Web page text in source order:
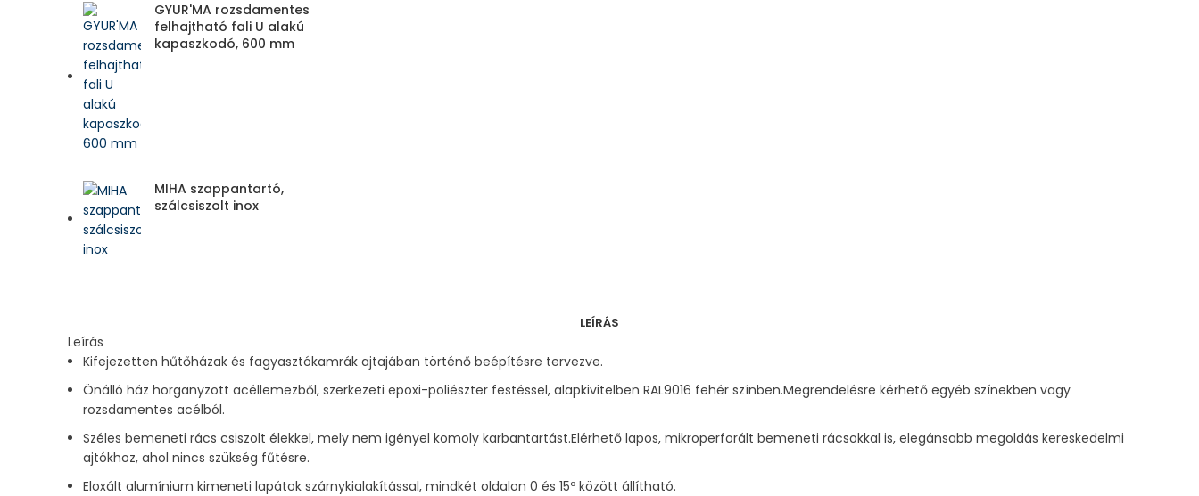
GYUR'MA rozsdamentes
felhajtható fali U alakú
kapaszkodó, 600 mm
MIHA szappantartó,
szálcsiszolt inox
LEÍRÁS
Leírás
Kifejezetten hűtőházak és fagyasztókamrák ajtajában történő beépítésre tervezve.
Önálló ház horganyzott acéllemezből, szerkezeti epoxi-poliészter festéssel, alapkivitelben RAL9016 fehér színben.Megrendelésre kérhető egyéb színekben vagy
rozsdamentes acélból.
Széles bemeneti rács csiszolt élekkel, mely nem igényel komoly karbantartást.Elérhető lapos, mikroperforált bemeneti rácsokkal is, elegánsabb megoldás kereskedelmi
ajtókhoz, ahol nincs szükség fűtésre.
Eloxált alumínium kimeneti lapátok szárnykialakítással, mindkét oldalon 0 és 15º között állítható.